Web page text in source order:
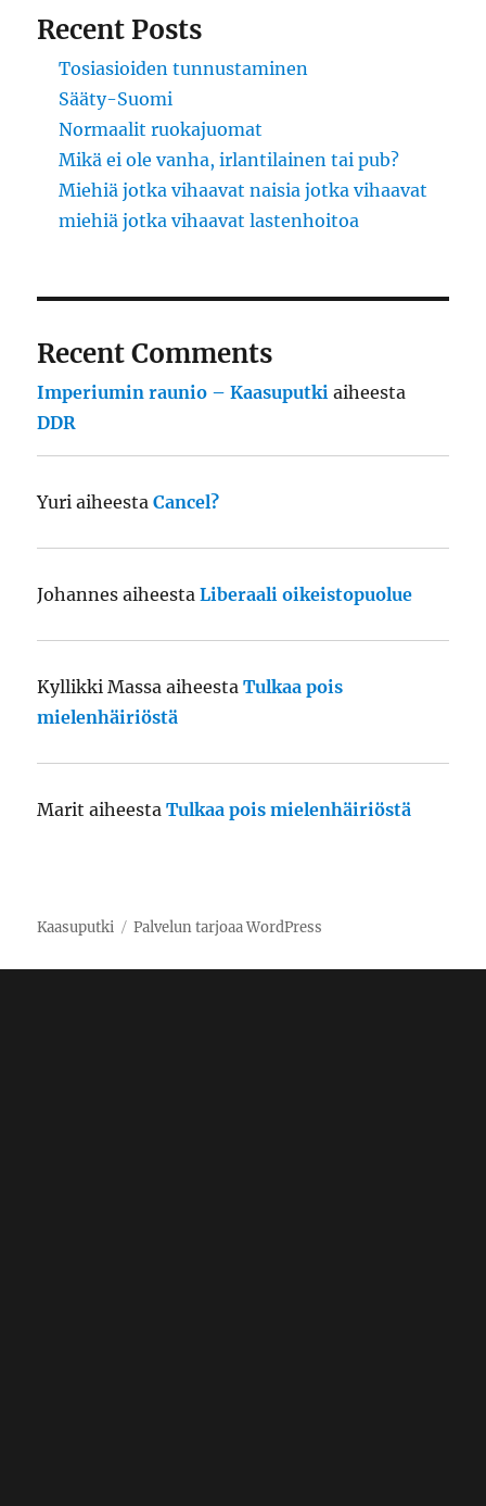
Recent Posts
Tosiasioiden tunnustaminen
Sääty-Suomi
Normaalit ruokajuomat
Mikä ei ole vanha, irlantilainen tai pub?
Miehiä jotka vihaavat naisia jotka vihaavat
miehiä jotka vihaavat lastenhoitoa
Recent Comments
Imperiumin raunio – Kaasuputki aiheesta
DDR
Yuri aiheestaCancel?
Johannes aiheestaLiberaali oikeistopuolue
Kyllikki Massa aiheestaTulkaa pois
mielenhäiriöstä
Marit aiheestaTulkaa pois mielenhäiriöstä
Kaasuputki Palvelun tarjoaa WordPress